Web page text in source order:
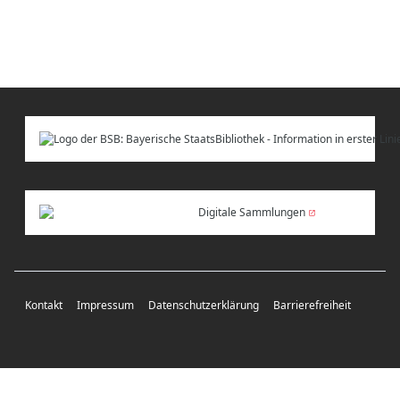
Digitale Sammlungen
Kontakt Impressum Datenschutzerklärung Barrierefreiheit